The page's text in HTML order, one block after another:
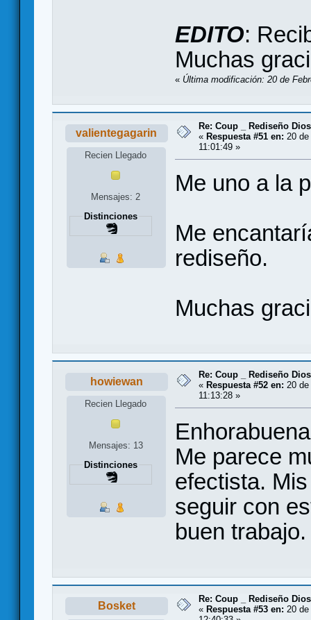
EDITO:
Muchas
« Última modificación: 20 de
valientegagarin
Recien Llegado
Mensajes: 2
Distinciones
Re: Coup _ Rediseño
« Respuesta #51 en: 20 de
11:01:49 »
Me uno a la
Me
rediseño.
Muchas
howiewan
Recien Llegado
Mensajes: 13
Distinciones
Re: Coup _ Rediseño
« Respuesta #52 en: 20 de
11:13:28 »
Me parece
efectista.
seguir con
buen trabajo.
Bosket
Re: Coup _ Rediseño
« Respuesta #53 en: 20